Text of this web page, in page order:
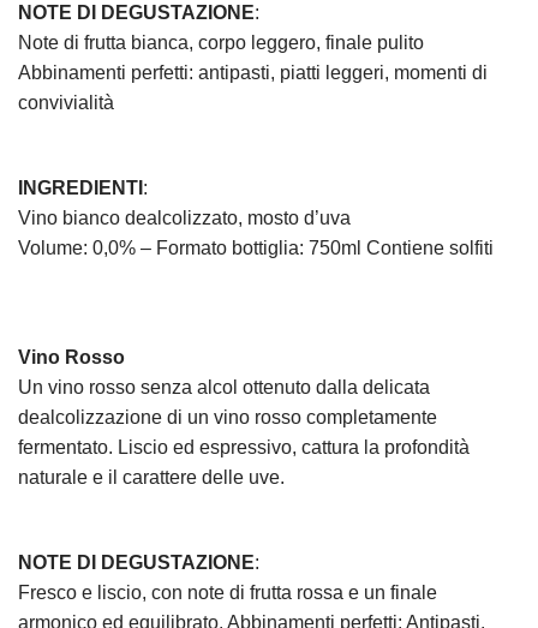
NOTE DI DEGUSTAZIONE:
Note di frutta bianca, corpo leggero, finale pulito
Abbinamenti perfetti: antipasti, piatti leggeri, momenti di
convivialità
INGREDIENTI :
Vino bianco dealcolizzato, mosto d’uva
Volume: 0,0% – Formato bottiglia: 750ml Contiene solfiti
Vino Rosso
Un vino rosso senza alcol ottenuto dalla delicata
dealcolizzazione di un vino rosso completamente
fermentato. Liscio ed espressivo, cattura la profondità
naturale e il carattere delle uve.
NOTE DI DEGUSTAZIONE:
Fresco e liscio, con note di frutta rossa e un finale
armonico ed equilibrato. Abbinamenti perfetti: Antipasti,